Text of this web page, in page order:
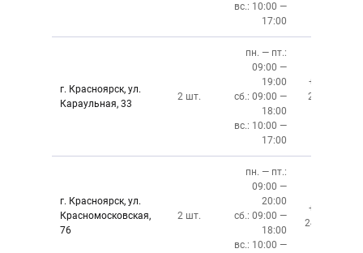
вс.: 10:00 —
17:00
г. Красноярск, ул.
Караульная, 33
2 шт.
пн. — пт.:
09:00 —
19:00
сб.: 09:00 —
18:00
вс.: 10:00 —
17:00
+7 (391)
219‒01‒
г. Красноярск, ул.
Красномосковская,
76
2 шт.
пн. — пт.:
09:00 —
20:00
сб.: 09:00 —
18:00
вс.: 10:00 —
+7 (391)
243-83-01